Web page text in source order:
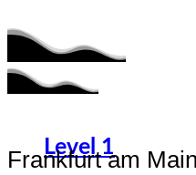
Level 1
Frankfurt am Main